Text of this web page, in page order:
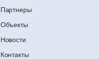
Партнеры
Объекты
Новости
Контакты